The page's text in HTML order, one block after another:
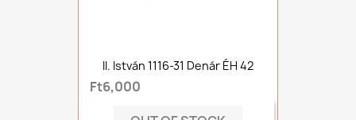
II. István 1116-31 Denár ÉH 42
Ft6,000